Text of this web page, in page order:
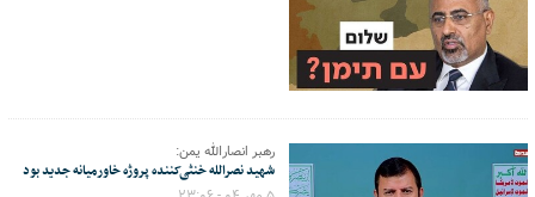
رهبر انصارالله یمن:
شهید نصرالله خنثی‌کننده پروژه خاورمیانه جدید بود